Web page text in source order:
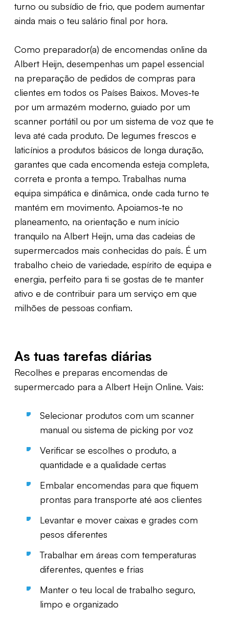
turno ou subsídio de frio, que podem aumentar
ainda mais o teu salário final por hora.
Como preparador(a) de encomendas online da
Albert Heijn, desempenhas um papel essencial
na preparação de pedidos de compras para
clientes em todos os Países Baixos. Moves-te
por um armazém moderno, guiado por um
scanner portátil ou por um sistema de voz que te
leva até cada produto. De legumes frescos e
laticínios a produtos básicos de longa duração,
garantes que cada encomenda esteja completa,
correta e pronta a tempo. Trabalhas numa
equipa simpática e dinâmica, onde cada turno te
mantém em movimento. Apoiamos-te no
planeamento, na orientação e num início
tranquilo na Albert Heijn, uma das cadeias de
supermercados mais conhecidas do país. É um
trabalho cheio de variedade, espírito de equipa e
energia, perfeito para ti se gostas de te manter
ativo e de contribuir para um serviço em que
milhões de pessoas confiam.
As tuas tarefas diárias
Recolhes e preparas encomendas de
supermercado para a Albert Heijn Online. Vais:
Selecionar produtos com um scanner
manual ou sistema de picking por voz
Verificar se escolhes o produto, a
quantidade e a qualidade certas
Embalar encomendas para que fiquem
prontas para transporte até aos clientes
Levantar e mover caixas e grades com
pesos diferentes
Trabalhar em áreas com temperaturas
diferentes, quentes e frias
Manter o teu local de trabalho seguro,
limpo e organizado